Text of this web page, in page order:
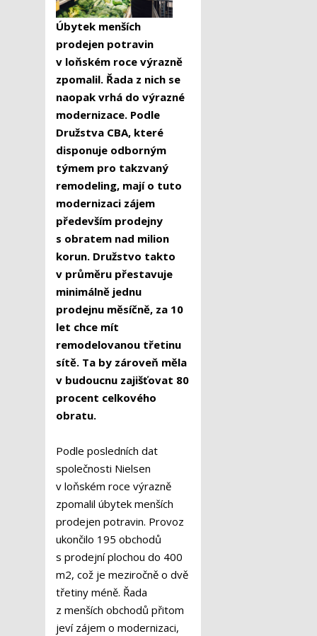
Úbytek menších
prodejen potravin
v loňském roce výrazně
zpomalil. Řada z nich se
naopak vrhá do výrazné
modernizace. Podle
Družstva CBA, které
disponuje odborným
týmem pro takzvaný
remodeling, mají o tuto
modernizaci zájem
především prodejny
s obratem nad milion
korun. Družstvo takto
v průměru přestavuje
minimálně jednu
prodejnu měsíčně, za 10
let chce mít
remodelovanou třetinu
sítě. Ta by zároveň měla
v budoucnu zajišťovat 80
procent celkového
obratu.
Podle posledních dat
společnosti Nielsen
v loňském roce výrazně
zpomalil úbytek menších
prodejen potravin. Provoz
ukončilo 195 obchodů
s prodejní plochou do 400
m2, což je meziročně o dvě
třetiny méně. Řada
z menších obchodů přitom
jeví zájem o modernizaci,